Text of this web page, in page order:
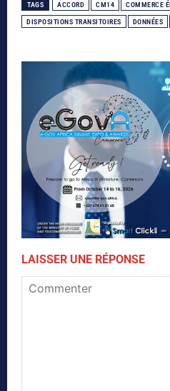
TAGS ACCORD CM14 COMMERCE
DISPOSITIONS TRANSITOIRES DONNÉES
LAISSER UNE RÉPONSE